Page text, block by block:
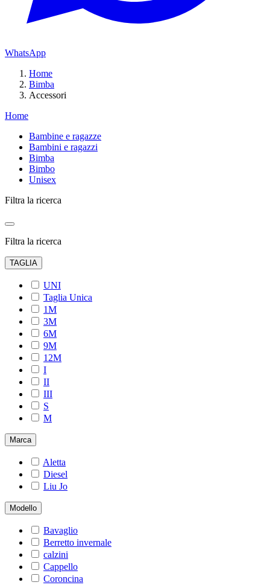
WhatsApp
Home
Bimba
Accessori
Home
Bambine e ragazze
Bambini e ragazzi
Bimba
Bimbo
Unisex
Filtra la ricerca
Filtra la ricerca
TAGLIA
UNI
Taglia Unica
1M
3M
6M
9M
12M
I
II
III
S
M
Marca
Aletta
Diesel
Liu Jo
Modello
Bavaglio
Berretto invernale
calzini
Cappello
Coroncina